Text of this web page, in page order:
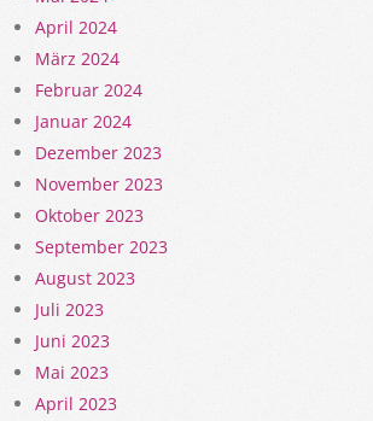
April 2024
März 2024
Februar 2024
Januar 2024
Dezember 2023
November 2023
Oktober 2023
September 2023
August 2023
Juli 2023
Juni 2023
Mai 2023
April 2023